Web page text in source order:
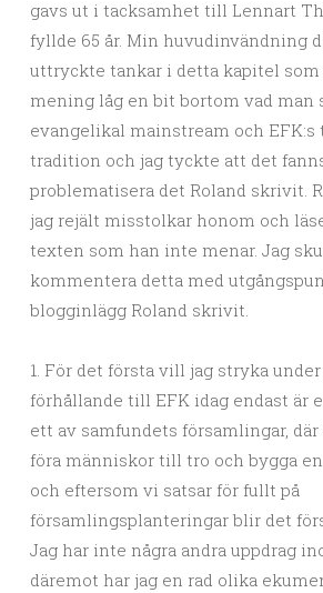
gavs ut i tacksamhet till Lennart
fyllde 65 år. Min huvudinvändning
uttryckte tankar i detta kapitel
mening låg en bit bortom vad man
evangelikal mainstream och EFK:s
tradition och jag tyckte att det
problematisera det Roland skrivit.
jag rejält misstolkar honom och
texten som han inte menar. Jag
kommentera detta med
blogginlägg Roland skrivit.
1. För det första vill jag stryka
förhållande till EFK idag endast är
ett av samfundets församlingar,
föra människor till tro och bygga
och eftersom vi satsar för fullt på
församlingsplanteringar blir det
Jag har inte några andra uppdrag
däremot har jag en rad olika